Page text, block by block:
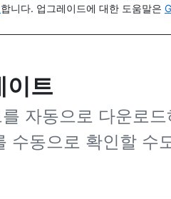
합니다. 업그레이드에 대한 도움말은
트
자동으로 다운로
수동으로 확인할 수